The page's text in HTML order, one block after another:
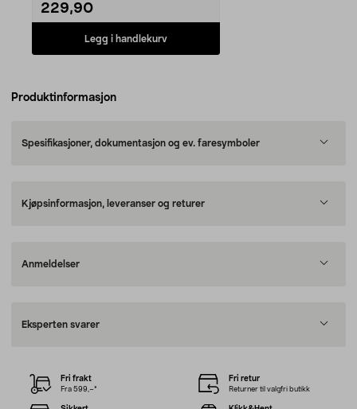
229,90
Legg i handlekurv
Produktinformasjon
Spesifikasjoner, dokumentasjon og ev. faresymboler
Kjøpsinformasjon, leveranser og returer
Anmeldelser
Eksperten svarer
Fri frakt
Fra 599,–*
Fri retur
Returner til valgfri butikk